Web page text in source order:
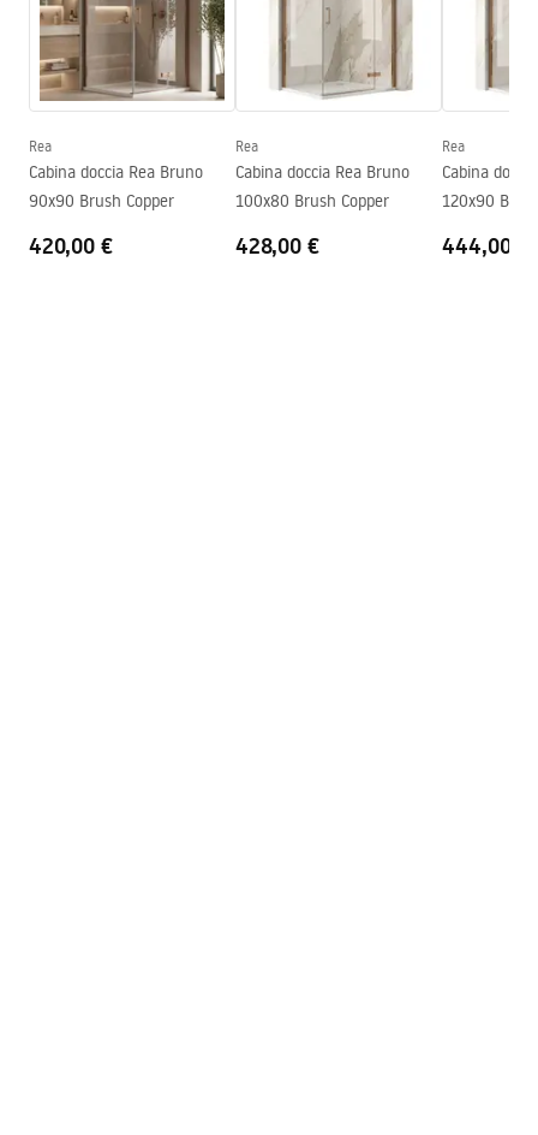
Altezza min.
740
mm
Altezza max.
1200mm
Bocca vasca
Sì, orientabile
Regolazione della pressione
Sistema Anti-Calc
SÌ
Distanza dei collegamenti
150mm
Condizioni di garanzia
Warranty_Terms_and_Conditions_Faucets_-_5.pdf
Istruzioni di montaggio
Rea
Cabina doccia Rea Bruno
90x90 Brush Copper
420,00 €
Rea
Cabina doccia Rea Bruno
100x80 Brush Copper
428,00 €
Rea
Cabina
120x90
444,00 €